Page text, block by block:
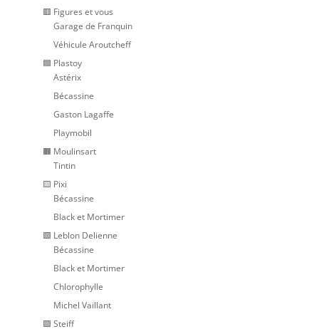
🟥 Figures et vous
Garage de Franquin
Véhicule Aroutcheff
🟦 Plastoy
Astérix
Bécassine
Gaston Lagaffe
Playmobil
🟧 Moulinsart
Tintin
🟨 Pixi
Bécassine
Black et Mortimer
🟩 Leblon Delienne
Bécassine
Black et Mortimer
Chlorophylle
Michel Vaillant
🟪 Steiff